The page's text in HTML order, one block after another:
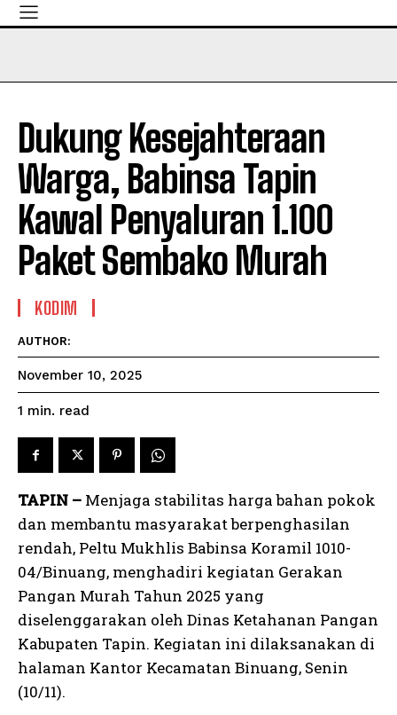
Dukung Kesejahteraan
Warga, Babinsa Tapin
Kawal Penyaluran 1.100
Paket Sembako Murah
KODIM
AUTHOR:
November 10, 2025
1 min. read
TAPIN – Menjaga stabilitas harga bahan pokok
dan membantu masyarakat berpenghasilan
rendah, Peltu Mukhlis Babinsa Koramil 1010-
04/Binuang, menghadiri kegiatan Gerakan
Pangan Murah Tahun 2025 yang
diselenggarakan oleh Dinas Ketahanan Pangan
Kabupaten Tapin. Kegiatan ini dilaksanakan di
halaman Kantor Kecamatan Binuang, Senin
(10/11).